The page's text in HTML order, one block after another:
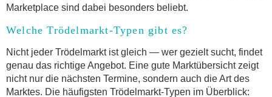
Marketplace sind dabei besonders beliebt.
Welche Trödelmarkt-Typen gibt es?
Nicht jeder Trödelmarkt ist gleich — wer gezielt sucht, findet
genau das richtige Angebot. Eine gute Marktübersicht zeigt
nicht nur die nächsten Termine, sondern auch die Art des
Marktes. Die häufigsten Trödelmarkt-Typen im Überblick: